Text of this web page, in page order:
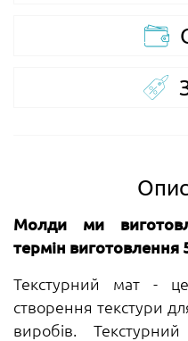
Молди ми
термін виготовлення
Текстурний мат -
створення текстури
виробів.